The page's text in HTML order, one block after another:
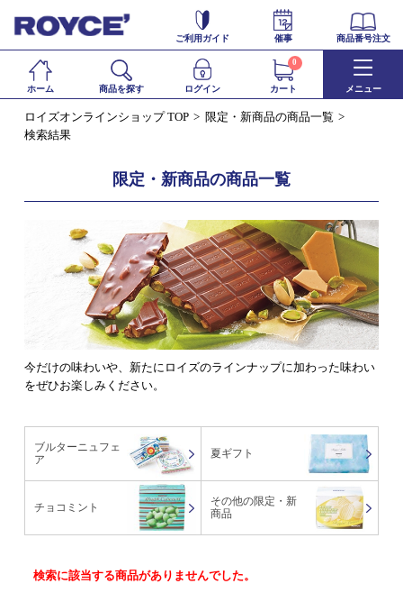
ご利用ガイド 催事 商品番号注文
ホーム 商品を探す ログイン カート
0
メニュー
ロイズオンラインショップ TOP
限定・新商品の商品一覧
検索結果
限定・新商品の商品一覧
今だけの味わいや、新たにロイズのラインナップに加わった味わい
をぜひお楽しみください。
ブルターニュフェ
ア
夏ギフト
チョコミント
その他の限定・新
商品
検索に該当する商品がありませんでした。